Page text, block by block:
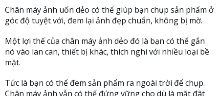
Chân máy ảnh uốn dẻo có thể giúp bạn chụp sản phẩm ở
góc độ tuyệt với, đem lại ảnh đẹp chuẩn, không bị mờ.
Một lợi thế của chân máy ảnh dẻo đó là bạn có thể gắn
nó vào lan can, thiết bị khác, thích nghi với nhiều loại bề
mặt.
Tức là bạn có thể đem sản phẩm ra ngoài trời để chụp.
Chân máy ảnh vẫn có thể đứng vững cho dù là mặt đât